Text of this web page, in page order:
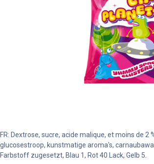
FR: Dextrose, sucre, acide malique, et moins de
glucosestroop, kunstmatige aroma's,
Farbstoff zugesetzt, Blau 1, Rot 40 Lack, Gelb 5.